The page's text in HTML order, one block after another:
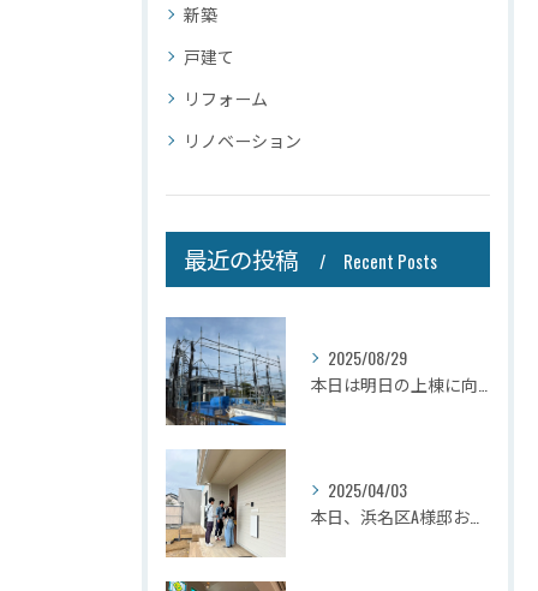
新築
戸建て
リフォーム
リノベーション
最近の投稿 Recent Posts
2025/08/29
2025/04/03